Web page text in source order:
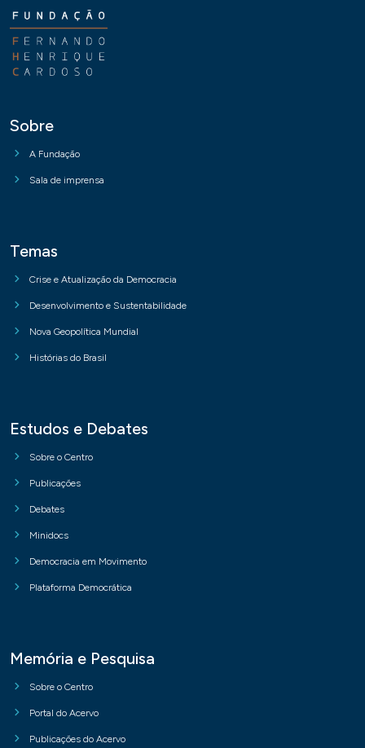
Sobre
A Fundação
Sala de imprensa
Temas
Crise e Atualização da Democracia
Desenvolvimento e Sustentabilidade
Nova Geopolítica Mundial
Histórias do Brasil
Estudos e Debates
Sobre o Centro
Publicações
Debates
Minidocs
Democracia em Movimento
Plataforma Democrática
Memória e Pesquisa
Sobre o Centro
Portal do Acervo
Publicações do Acervo